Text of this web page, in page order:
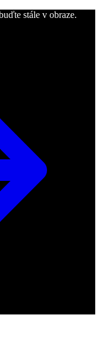
stále v obraze.